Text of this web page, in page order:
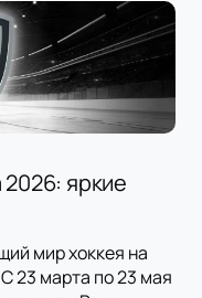
яркие
мир хоккея на
23 марта по 23 мая